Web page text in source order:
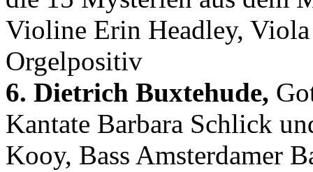
Violine Erin Headley,
Orgelpositiv
6. Dietrich Buxtehude,
Kantate Barbara Schlick
Kooy, Bass Amsterdamer